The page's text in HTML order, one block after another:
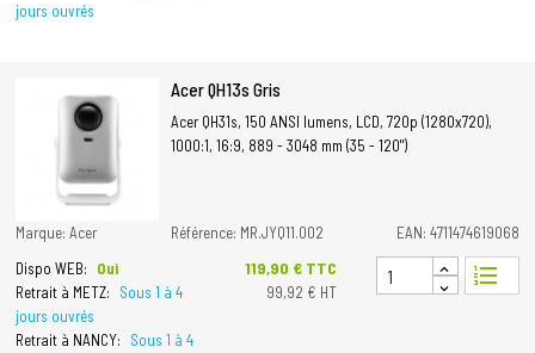
jours ouvrés
Acer QH13s Gris
Acer QH31s, 150 ANSI lumens, LCD, 720p (1280x720),
1000:1, 16:9, 889 - 3048 mm (35 - 120")
Marque: Acer Référence: MR.JYQ11.002
EAN: 4711474619068
Dispo WEB:
Oui
Retrait à METZ:
Sous 1 à 4
jours ouvrés
Retrait à NANCY:
Sous 1 à 4
Prix
119,90 € TTC
99,92 € HT
format_list_numbered